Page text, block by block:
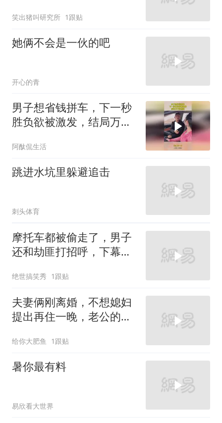
笑出猪叫研究所 1跟贴
她俩不会是一伙的吧
开心的青
男子想省钱拼车，下一秒
胜负欲被激发，结局万万
阿酞侃生活
跳进水坑里躲避追击
刺头体育
摩托车都被偷走了，男子
还和劫匪打招呼，下幕不
绝世搞笑秀 1跟贴
夫妻俩刚离婚，不想媳妇
提出再住一晚，老公的做
给你大肥鱼 1跟贴
暑你最有料
易欣看大世界